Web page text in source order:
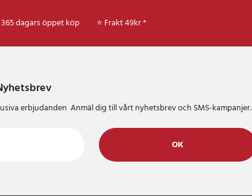
365 dagars öppet köp ⭐ Frakt 49kr *
erbjudanden Anmäl dig till vårt nyhetsbrev och SMS-kampanjer.
OK